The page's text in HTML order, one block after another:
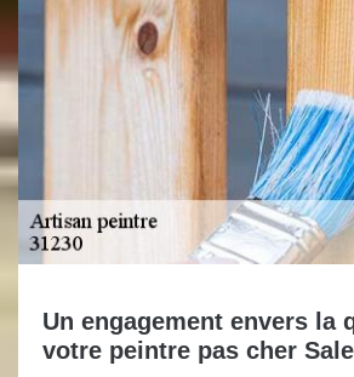
Un engagement envers la
votre peintre pas cher